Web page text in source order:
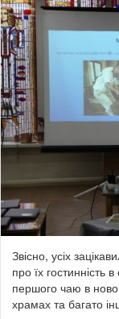
Звісно, усіх
про їх гостинність
першого чаю в
храмах та багато